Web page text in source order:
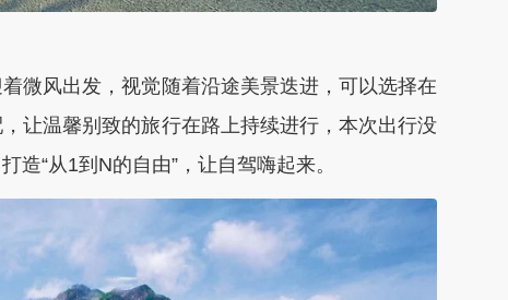
风出发，视觉随着沿途美景迭进，可以选择在
让温馨别致的旅行在路上持续进行，本次出行没
“从1到N的自由”，让自驾嗨起来。